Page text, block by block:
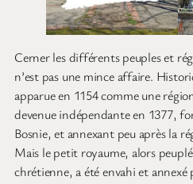
Cerner les différents peuples et
n’est pas une mince affaire.
apparue en 1154 comme une
devenue indépendante en 1377,
Bosnie, et annexant peu après la
Mais le petit royaume, alors
chrétienne, a été envahi et